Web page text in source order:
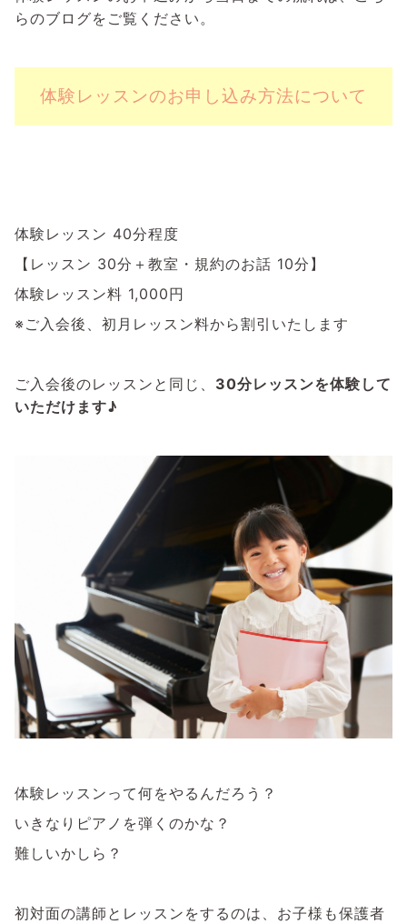
らのブログをご覧ください。
体験レッスンのお申し込み方法について
体験レッスン 40分程度
【レッスン 30分＋教室・規約のお話 10分】
体験レッスン料 1,000円
※ご入会後、初月レッスン料から割引いたします
ご入会後のレッスンと同じ、 30分レッスンを体験して
いただけます♪
体験レッスンって何をやるんだろう？
いきなりピアノを弾くのかな？
難しいかしら？
初対面の講師とレッスンをするのは、お子様も保護者